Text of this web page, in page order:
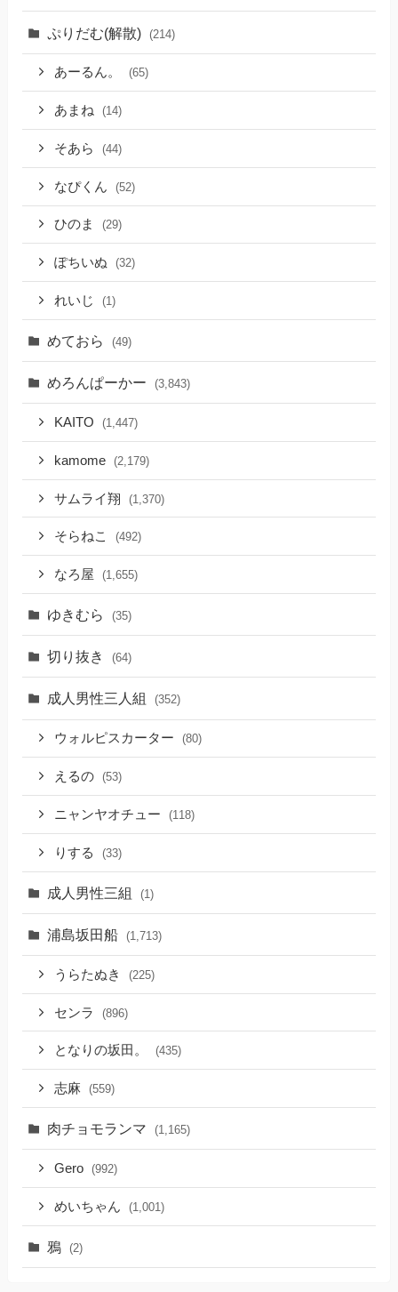
ぷりだむ(解散) (214)
あーるん。 (65)
あまね (14)
そあら (44)
なぴくん (52)
ひのま (29)
ぽちいぬ (32)
れいじ (1)
めておら (49)
めろんぱーかー (3,843)
KAITO (1,447)
kamome (2,179)
サムライ翔 (1,370)
そらねこ (492)
なろ屋 (1,655)
ゆきむら (35)
切り抜き (64)
成人男性三人組 (352)
ウォルピスカーター (80)
えるの (53)
ニャンヤオチュー (118)
りする (33)
成人男性三組 (1)
浦島坂田船 (1,713)
うらたぬき (225)
センラ (896)
となりの坂田。 (435)
志麻 (559)
肉チョモランマ (1,165)
Gero (992)
めいちゃん (1,001)
鴉 (2)